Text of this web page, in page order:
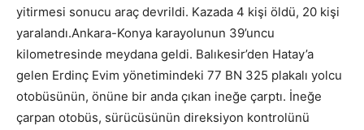
yitirmesi sonucu araç devrildi. Kazada 4 kişi öldü, 20 kişi
yaralandı.Ankara-Konya karayolunun 39’uncu
kilometresinde meydana geldi. Balıkesir’den Hatay’a
gelen Erdinç Evim yönetimindeki 77 BN 325 plakalı yolcu
otobüsünün, önüne bir anda çıkan ineğe çarptı. İneğe
çarpan otobüs, sürücüsünün direksiyon kontrolünü